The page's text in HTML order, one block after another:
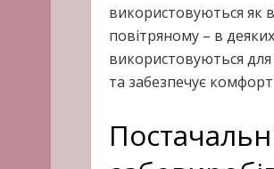
використовуються як
повітряному – в
використовуються для
та забезпечує